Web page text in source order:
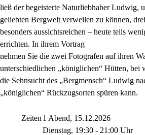
ließ der begeisterte Naturliebhaber Ludwig,
geliebten Bergwelt verweilen zu können,
besonders aussichtsreichen – heute teils
errichten. In ihrem Vortrag
nehmen Sie die zwei Fotografen auf ihren
unterschiedlichen „königlichen“ Hütten, bei
die Sehnsucht des „Bergmensch“ Ludwig
„königlichen“ Rückzugsorten spüren kann.
Zeiten 1 Abend, 15.12.2026
Dienstag, 19:30 - 21:00 Uhr